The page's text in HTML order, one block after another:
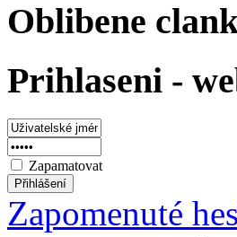
Oblibene
Prihlaseni -
Zapamatovat
Zapomenuté